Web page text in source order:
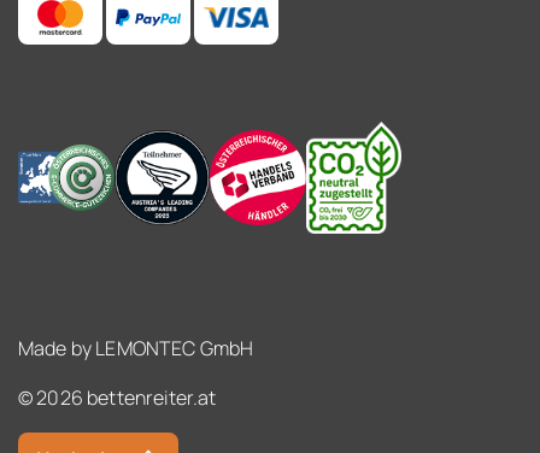
Made byLEMONTEC GmbH
© 2026 bettenreiter.at